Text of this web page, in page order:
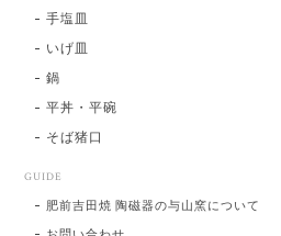
手塩皿
いげ皿
鍋
平丼・平碗
そば猪口
GUIDE
肥前吉田焼 陶磁器の与山窯について